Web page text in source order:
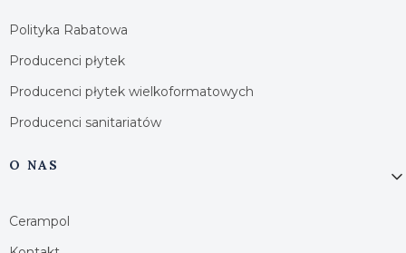
Polityka Rabatowa
Producenci płytek
Producenci płytek wielkoformatowych
Producenci sanitariatów
O NAS
Cerampol